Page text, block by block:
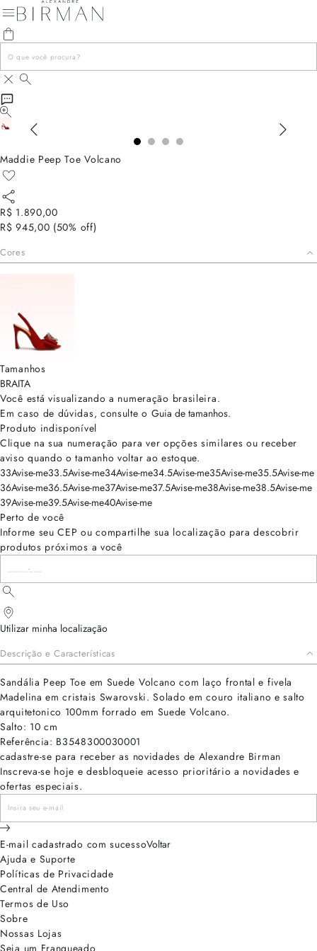
Maddie Peep Toe Volcano
R$ 1.890,00
R$ 945,00 (50% off)
Cores
Tamanhos
BRAITA
Você está visualizando a numeração brasileira.
Em caso de dúvidas, consulte o Guia de tamanhos.
Produto indisponível
Clique na sua numeração para ver opções similares ou receber
aviso quando o tamanho voltar ao estoque.
33Avise-me33.5Avise-me34Avise-me34.5Avise-me35Avise-me35.5Avise-me
36Avise-me36.5Avise-me37Avise-me37.5Avise-me38Avise-me38.5Avise-me
39Avise-me39.5Avise-me40Avise-me
Perto de você
Informe seu CEP ou compartilhe sua localização para descobrir
produtos próximos a você
Utilizar minha localização
Descrição e Características
Sandália Peep Toe em Suede Volcano com laço frontal e fivela
Madelina em cristais Swarovski. Solado em couro italiano e salto
arquitetonico 100mm forrado em Suede Volcano.
Salto: 10 cm
Referência: B3548300030001
cadastre-se para receber as novidades de Alexandre Birman
Inscreva-se hoje e desbloqueie acesso prioritário a novidades e
ofertas especiais.
E-mail cadastrado com sucessoVoltar
Ajuda e Suporte
Políticas de Privacidade
Central de Atendimento
Termos de Uso
Sobre
Nossas Lojas
Seja um Franqueado